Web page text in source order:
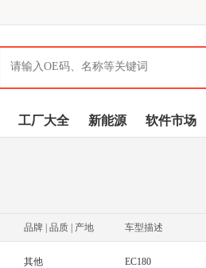
工厂大全 新能源 软件市场
品牌 | 品质 | 产地 车型描述
其他 EC180